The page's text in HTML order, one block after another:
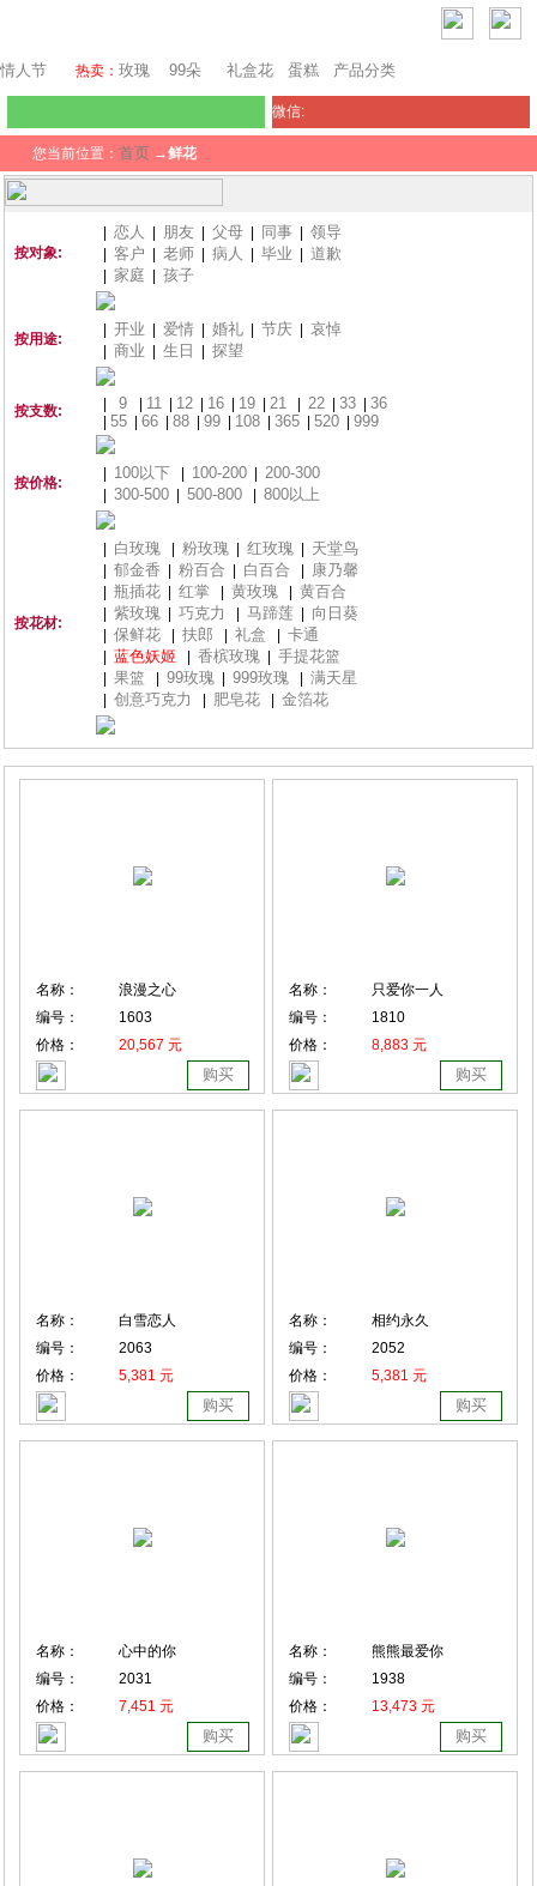
情人节 热卖： 玫瑰 99朵 礼盒花 蛋糕 产品分类
微信:
您当前位置： 首页 →鲜花
按对象:
恋人 朋友 父母 同事 领导
客户 老师 病人 毕业 道歉
家庭 孩子
按用途:
开业 爱情 婚礼 节庆 哀悼
商业 生日 探望
按支数: 9 11 12 16 19 21 22 33 36
55 66 88 99 108 365 520 999
按价格:
100以下 100-200 200-300
300-500 500-800 800以上
按花材:
白玫瑰 粉玫瑰 红玫瑰 天堂鸟
郁金香 粉百合 白百合 康乃馨
瓶插花 红掌 黄玫瑰 黄百合
紫玫瑰 巧克力 马蹄莲 向日葵
保鲜花 扶郎 礼盒 卡通
蓝色妖姬 香槟玫瑰 手提花篮
果篮 99玫瑰 999玫瑰 满天星
创意巧克力 肥皂花 金箔花
名称：
浪漫之心
编号：
1603
价格：
20,567 元
购买
名称：
只爱你一人
编号：
1810
价格：
8,883 元
购买
名称：
白雪恋人
编号：
2063
价格：
5,381 元
购买
名称：
相约永久
编号：
2052
价格：
5,381 元
购买
名称：
心中的你
编号：
2031
价格：
7,451 元
购买
名称：
熊熊最爱你
编号：
1938
价格：
13,473 元
购买